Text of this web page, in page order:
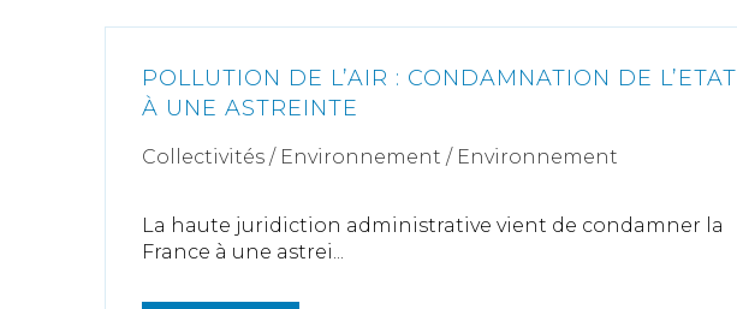
POLLUTION DE L’AIR : CONDAMNATION DE L’ETAT
À UNE ASTREINTE
Collectivités / Environnement / Environnement
La haute juridiction administrative vient de condamner la
France à une astrei...